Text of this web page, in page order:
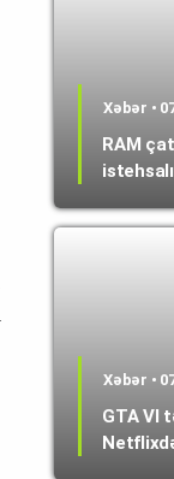
Xəbər •
RAM
Xəbər •
GTA VI